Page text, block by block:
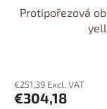
Protipořezová
€251,39 Excl. VAT
€304,18